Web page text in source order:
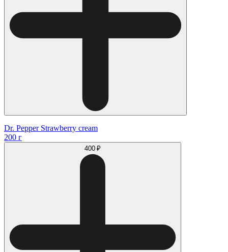
Dr. Pepper Strawberry cream
200 г
400 ₽